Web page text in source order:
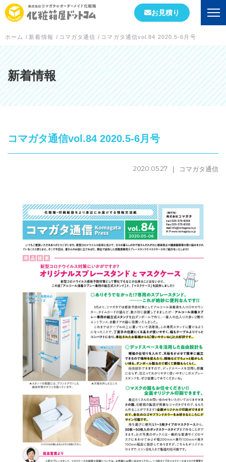
会社情報
初めての方へ
会社概要
工場案内
箱の形状
箱の材質
お問合せ
「印刷あり」お見積り
「印刷なし」お見積り
サンプル請求
その他のお問合せ
よくあるご質問
お見積り
ホーム / 新着情報 / コマガタ通信 / コマガタ通信vol.84 2020.5-6月号
新着情報
コマガタ通信vol.84 2020.5-6月号
2020.05.27 コマガタ通信